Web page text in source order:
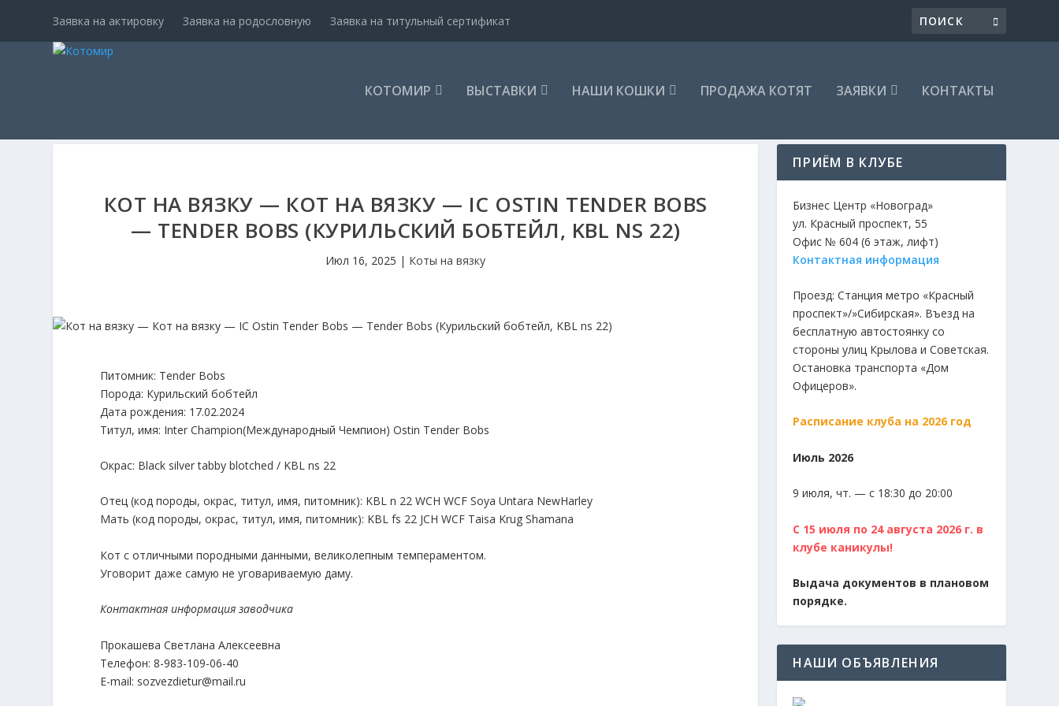
Заявка на актировку Заявка на родословную Заявка на титульный сертификат
КОТОМИР ВЫСТАВКИ НАШИ КОШКИ ПРОДАЖА КОТЯТ ЗАЯВКИ КОНТАКТЫ
КОТ НА ВЯЗКУ — КОТ НА ВЯЗКУ — IC OSTIN TENDER BOBS
— TENDER BOBS (КУРИЛЬСКИЙ БОБТЕЙЛ, KBL NS 22)
Июл 16, 2025 | Коты на вязку
Питомник: Tender Bobs
Порода: Курильский бобтейл
Дата рождения: 17.02.2024
Титул, имя: Inter Champion(Международный Чемпион) Ostin Tender Bobs
Окрас: Black silver tabby blotched / KBL ns 22
Отец (код породы, окрас, титул, имя, питомник): KBL n 22 WCH WCF Soya Untara NewHarley
Мать (код породы, окрас, титул, имя, питомник): KBL fs 22 JCH WCF Taisa Krug Shamana
Кот с отличными породными данными, великолепным темпераментом.
Уговорит даже самую не уговариваемую даму.
Контактная информация заводчика
Прокашева Светлана Алексеевна
Телефон: 8-983-109-06-40
E-mail: sozvezdietur@mail.ru
ПРИЁМ В КЛУБЕ
Бизнес Центр «Новоград»
ул. Красный проспект, 55
Офис № 604 (6 этаж, лифт)
Контактная информация
Проезд: Станция метро «Красный
проспект»/»Сибирская». Въезд на
бесплатную автостоянку со
стороны улиц Крылова и Советская.
Остановка транспорта «Дом
Офицеров».
Расписание клуба на 2026 год
Июль 2026
9 июля, чт. — с 18:30 до 20:00
С 15 июля по 24 августа 2026 г. в
клубе каникулы!
Выдача документов в плановом
порядке.
НАШИ ОБЪЯВЛЕНИЯ